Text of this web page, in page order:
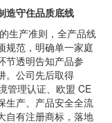
守住品质底线
生产准则，全产品线
规范，明确单一家庭
节透明告知产品参
。公司先后取得
管理认证、欧盟 CE
生产、产品安全全流
自有注册商标，落地